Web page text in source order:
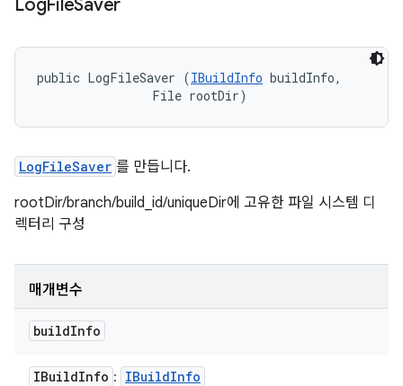
LogFileSaver
public LogFileSaver (IBuildInfo buildInfo,
                File rootDir)
LogFileSaver 를 만듭니다.
rootDir/branch/build_id/uniqueDir에 고유한 파일 시스템 디
렉터리 구성
매개변수
buildInfo
IBuildInfo : IBuildInfo